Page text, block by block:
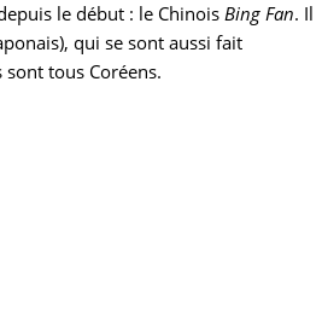
le début : le Chinois Bing Fan. Il
qui se sont aussi fait
tous Coréens.